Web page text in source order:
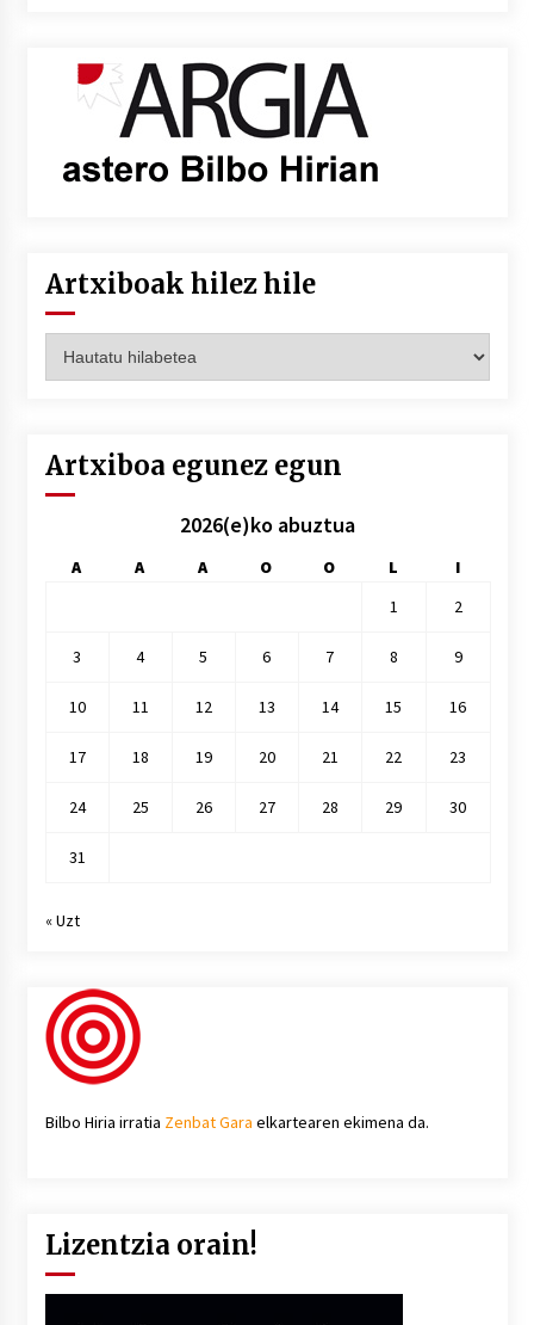
Artxiboak hilez hile
hilez
Artxiboa egunez egun
2026(e)ko abuztua
A A A O O L
I
1
2
3 4 5 6 7 8 9
10 11 12 13 14 15 16
17 18 19 20 21 22 23
24 25 26 27 28 29 30
31
« Uzt
Bilbo Hiria irratia Zenbat Gara elkartearen ekimena da.
Lizentzia orain!